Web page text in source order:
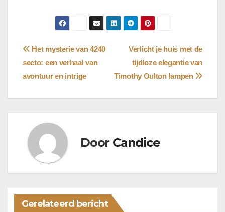
Bericht
navigatie
Verlicht je huis met de
tijdloze elegantie van
Timothy Oulton lampen
Het mysterie van 4240
secto: een verhaal van
avontuur en intrige
Door Candice
Gerelateerd bericht